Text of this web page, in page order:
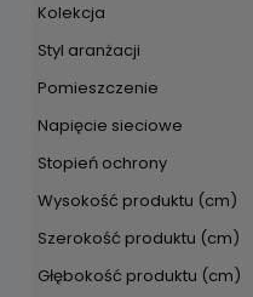
Kolekcja
Styl aranżacji
Pomieszczenie
Napięcie sieciowe
Stopień ochrony
Wysokość produktu (cm)
Szerokość produktu (cm)
Głębokość produktu (cm)